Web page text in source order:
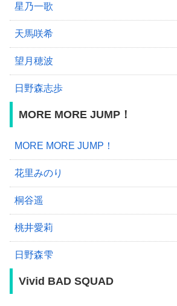
星乃一歌
天馬咲希
望月穂波
日野森志歩
MORE MORE JUMP！
MORE MORE JUMP！
花里みのり
桐谷遥
桃井愛莉
日野森雫
Vivid BAD SQUAD